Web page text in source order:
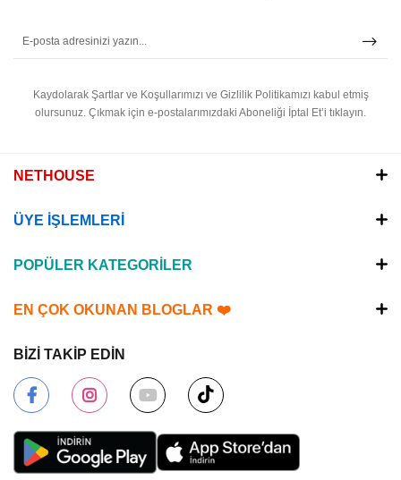
Kaydolarak Şartlar ve Koşullarımızı ve Gizlilik Politikamızı kabul etmiş
olursunuz. Çıkmak için e-postalarımızdaki Aboneliği İptal Et’i tıklayın.
NETHOUSE
ÜYE İŞLEMLERİ
POPÜLER KATEGORİLER
EN ÇOK OKUNAN BLOGLAR ❤️
BİZİ TAKİP EDİN